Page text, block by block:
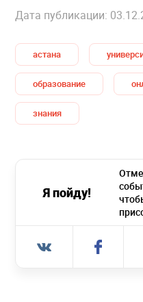
Дата публикации:
астана
образование
знания
Я пойду!